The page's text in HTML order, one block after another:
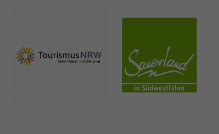
nrw-
tourismus.de
sauerland.co
m